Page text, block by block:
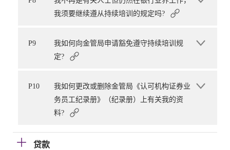
我须要继续遵从持续培训的规定吗?
P9
我如何向金管局申请豁免遵守持续培训规
定?
P10
我如何更改或删除金管局《认可机构证券业
务员工纪录册》（纪录册）上有关我的资
料?
贷款